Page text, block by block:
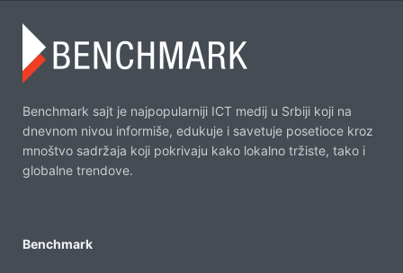
Benchmark sajt je najpopularniji ICT medij u Srbiji koji na
dnevnom nivou informiše, edukuje i savetuje posetioce kroz
mnoštvo sadržaja koji pokrivaju kako lokalno tržiste, tako i
globalne trendove.
Benchmark